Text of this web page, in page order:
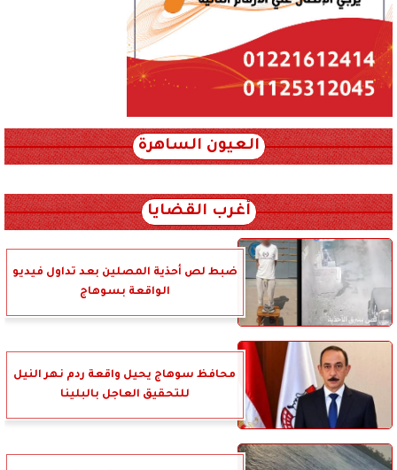
العيون الساهرة
أغرب القضايا
ضبط لص أحذية المصلين بعد تداول فيديو
الواقعة بسوهاج
محافظ سوهاج يحيل واقعة ردم نهر النيل
للتحقيق العاجل بالبلينا